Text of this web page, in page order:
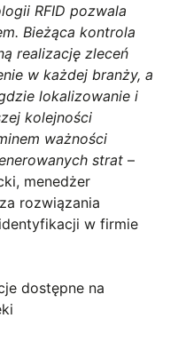
RFID pozwala
Bieżąca kontrola
realizację zleceń
w każdej branży, a
lokalizowanie i
kolejności
ważności
strat –
menedżer
rozwiązania
w firmie
dostępne na